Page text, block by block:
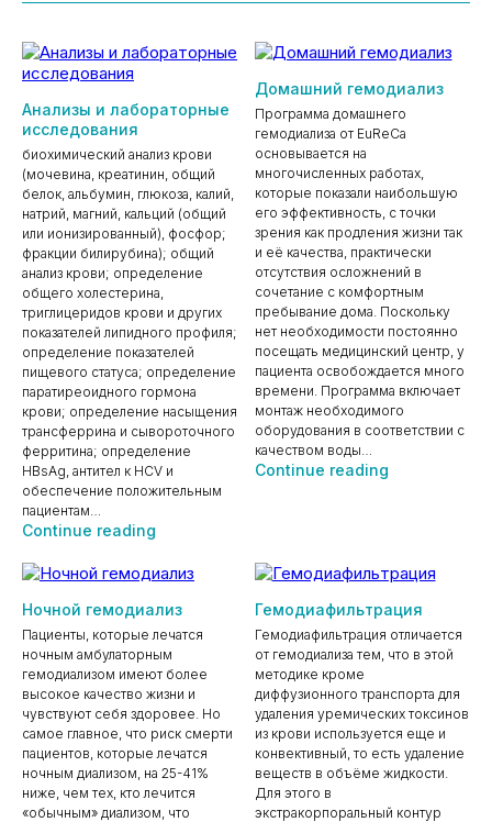
Анализы и лабораторные
исследования
биохимический анализ крови
(мочевина, креатинин, общий
белок, альбумин, глюкоза, калий,
натрий, магний, кальций (общий
или ионизированный), фосфор;
фракции билирубина); общий
анализ крови; определение
общего холестерина,
триглицеридов крови и других
показателей липидного профиля;
определение показателей
пищевого статуса; определение
паратиреоидного гормона
крови; определение насыщения
трансферрина и сывороточного
ферритина; определение
HBsAg, антител к НCV и
обеспечение положительным
пациентам…
Continue reading
лабораторные
Домашний гемодиализ
Программа домашнего
гемодиализа от EuReCa
основывается на
многочисленных работах,
которые показали наибольшую
его эффективность, с точки
зрения как продления жизни так
и её качества, практически
отсутствия осложнений в
сочетание с комфортным
пребывание дома. Поскольку
нет необходимости постоянно
посещать медицинский центр, у
пациента освобождается много
времени. Программа включает
монтаж необходимого
оборудования в соответствии с
качеством воды…
Continue readingДомашний
Ночной гемодиализ
Пациенты, которые лечатся
ночным амбулаторным
гемодиализом имеют более
высокое качество жизни и
чувствуют себя здоровее. Но
самое главное, что риск смерти
пациентов, которые лечатся
ночным диализом, на 25-41%
ниже, чем тех, кто лечится
«обычным» диализом, что
Гемодиафильтрация
Гемодиафильтрация отличается
от гемодиализа тем, что в этой
методике кроме
диффузионного транспорта для
удаления уремических токсинов
из крови используется еще и
конвективный, то есть удаление
веществ в объёме жидкости.
Для этого в
экстракорпоральный контур